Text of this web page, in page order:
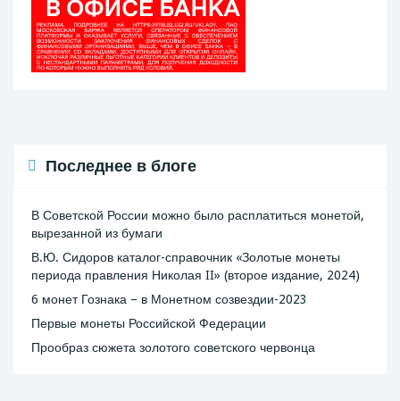
Последнее в блоге
В Советской России можно было расплатиться монетой,
вырезанной из бумаги
В.Ю. Сидоров каталог-справочник «Золотые монеты
периода правления Николая II» (второе издание, 2024)
6 монет Гознака – в Монетном созвездии-2023
Первые монеты Российской Федерации
Прообраз сюжета золотого советского червонца